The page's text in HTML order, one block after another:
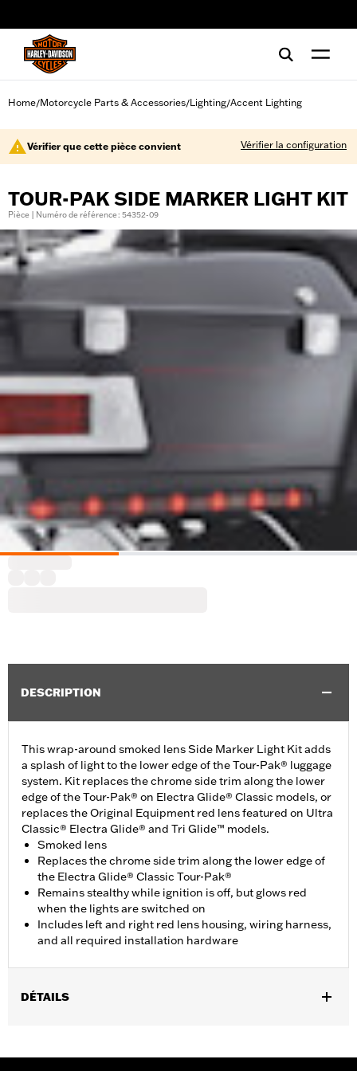
Home/Motorcycle Parts & Accessories/Lighting/Accent Lighting
Vérifier que cette pièce convient Vérifier la configuration
TOUR-PAK SIDE MARKER LIGHT KIT
Pièce | Numéro de référence : 54352-09
DESCRIPTION
This wrap-around smoked lens Side Marker Light Kit adds
a splash of light to the lower edge of the Tour-Pak® luggage
system. Kit replaces the chrome side trim along the lower
edge of the Tour-Pak® on Electra Glide® Classic models, or
replaces the Original Equipment red lens featured on Ultra
Classic® Electra Glide® and Tri Glide™ models.
Smoked lens
Replaces the chrome side trim along the lower edge of
the Electra Glide® Classic Tour-Pak®
Remains stealthy while ignition is off, but glows red
when the lights are switched on
Includes left and right red lens housing, wiring harness,
and all required installation hardware
DÉTAILS